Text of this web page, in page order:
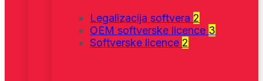
Legalizacija softvera 2
OEM softverske licence 3
Softverske licence 2